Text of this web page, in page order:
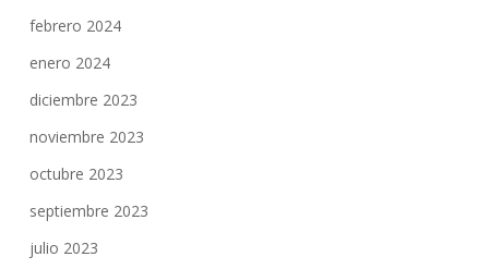
febrero 2024
enero 2024
diciembre 2023
noviembre 2023
octubre 2023
septiembre 2023
julio 2023